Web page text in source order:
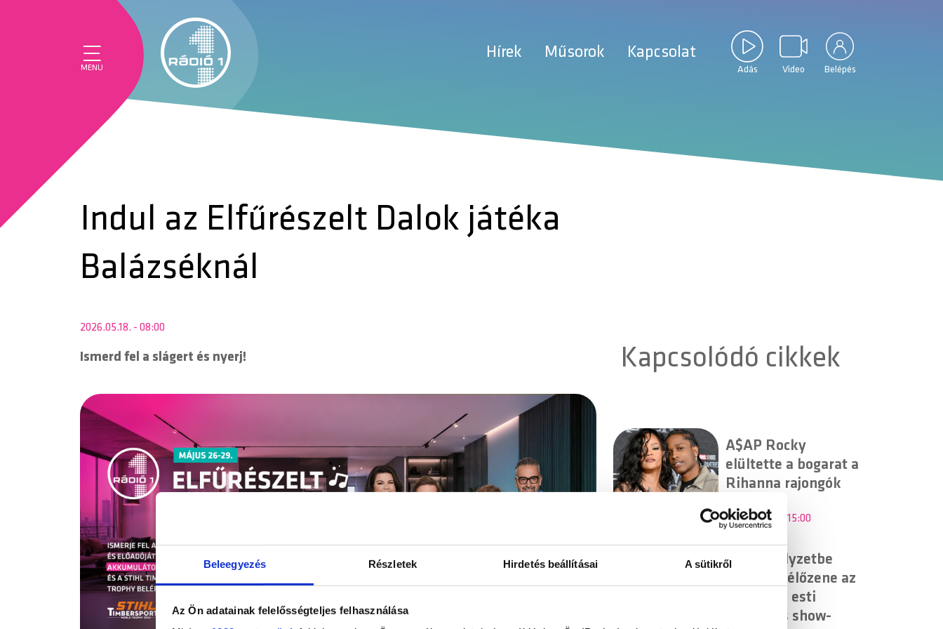
Beleegyezés Részletek Hirdetés beállításai A sütikről
Az Ön adatainak felelősségteljes felhasználása
MENU
Hírek Műsorok Kapcsolat
Adás Video Belépés
Indul az Elfűrészelt Dalok játéka
Balázséknál
2026.05.18. - 08:00
Ismerd fel a slágert és nyerj! Kapcsolódó cikkek
A$AP Rocky
elültette a bogarat a
Rihanna rajongók
2026.08.06. - 15:00
Válsághelyzetbe
került az élőzene az
USA késő esti
televíziós show-